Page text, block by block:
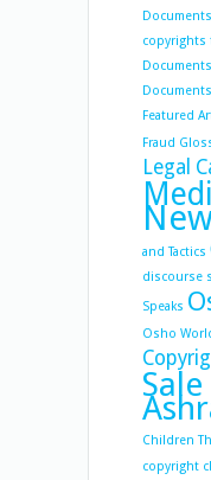
Documents
copyrights
Featured
Fraud
Legal
and Tactics
discourse
Speaks
Osho
Children
copyright